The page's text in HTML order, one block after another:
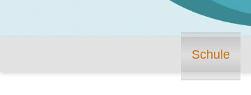
Schule